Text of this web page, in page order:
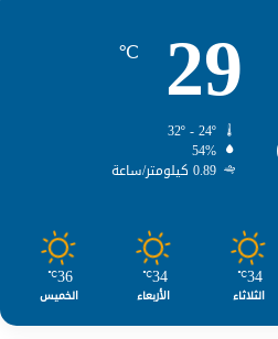
29
℃
54%
0.89 كيلومتر/ساعة
34
℃
الثلاثاء
34
℃
الأربعاء
36
℃
الخميس